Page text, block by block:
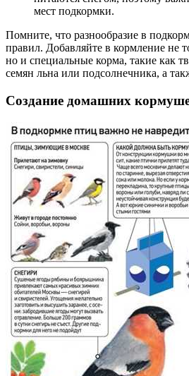
мест подкормки.
Помните, что разнообразие в
правил. Добавляйте в кормление не
но и специальные корма, такие как
семян льна или подсолнечника, а
Создание домашних